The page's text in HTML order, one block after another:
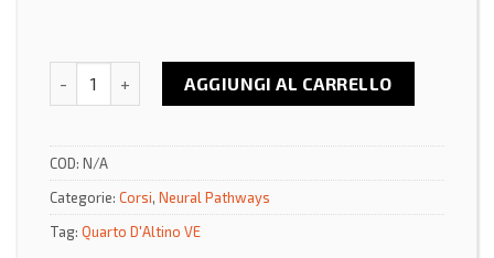
AGGIUNGI AL CARRELLO
COD: N/A
Categorie: Corsi, Neural Pathways
Tag: Quarto D'Altino VE